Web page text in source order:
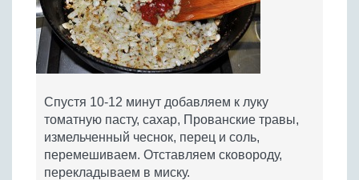
Спустя 10-12 минут добавляем к луку
томатную пасту, сахар, Прованские травы,
измельченный чеснок, перец и соль,
перемешиваем. Отставляем сковороду,
перекладываем в миску.